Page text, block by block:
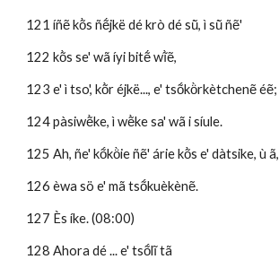
121 íñẽ kõ̀s ñẽ́jkë dé krò dé sũ̀, ì sũ̀ ñẽ'
122 kõ̀s se' wã íyi bitẽ́ wĩ̀ẽ,
123 e' ì tso', kõ̀r éjkë..., e' tsṍkö̀rkètchenẽ éẽ;
124 pàsiwẽ̀ke, ì wẽ̀ke sa' wã i síule.
125 Ah, ñe' kṍkö̀ie ñẽ' árie kõ̀s e' dàtsike, ù ã,
126 èwa sö e' mã tsṍkuèkènẽ.
127 Ès íke. (08:00)
128 Ahora dé ... e' tsṍlĩ tã